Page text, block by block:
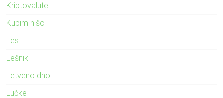
Kriptovalute
Kupim hišo
Les
Lešniki
Letveno dno
Lučke